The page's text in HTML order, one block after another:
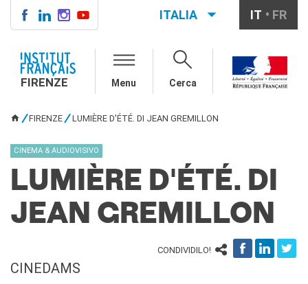
Direttore
La "Carta" dell'IFF
Demande de stage/Lavorare
con noi
Affittare i nostri spazi
Informativa privacy
AGENDA CULTURALE
ITALIA IT FR
FIRENZE Menu Cerca
FIRENZE LUMIÈRE D'ÉTÉ. DI JEAN GREMILLON
CINEMA & AUDIOVISIVO
LUMIÈRE D'ÉTÉ. DI
JEAN GREMILLON
CONDIVIDILO!
CINEDAMS